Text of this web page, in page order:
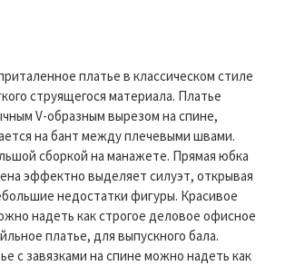
платье в классическом стиле
струящегося материала. Платье
V-образным вырезом на спине,
на бант между плечевыми швами.
сборкой на манажете. Прямая юбка
эффектно выделяет силуэт, открывая
недостатки фигуры. Красивое
надеть как строгое деловое офисное
платье, для выпускного бала.
с завязками на спине можно надеть как